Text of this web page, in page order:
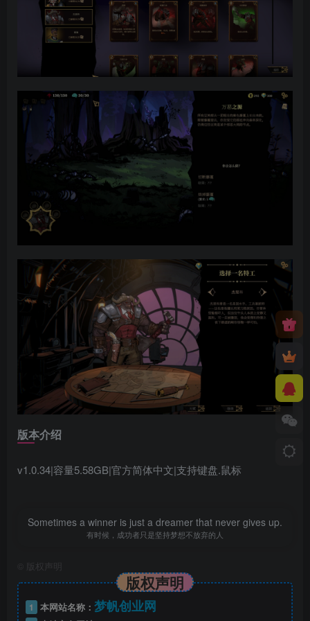
版本介绍
v1.0.34|容量5.58GB|官方简体中文|支持键盘.鼠标
Sometimes a winner is just a dreamer that never gives up.
有时候，成功者只是坚持梦想不放弃的人
版权声明
版权声明
1 本网站名称： 梦帆创业网